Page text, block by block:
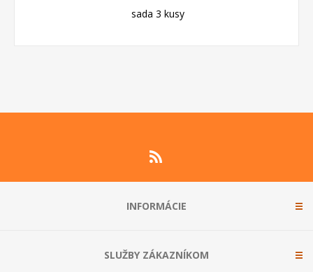
sada 3 kusy
INFORMÁCIE
SLUŽBY ZÁKAZNÍKOM